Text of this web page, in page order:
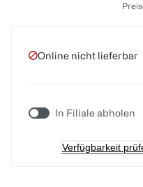
Online nicht lieferbar
In Filiale abholen
Verfügbarkeit